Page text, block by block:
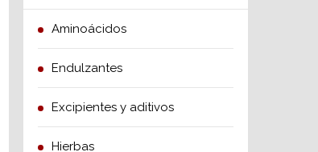
Aminoácidos
Endulzantes
Excipientes y aditivos
Hierbas